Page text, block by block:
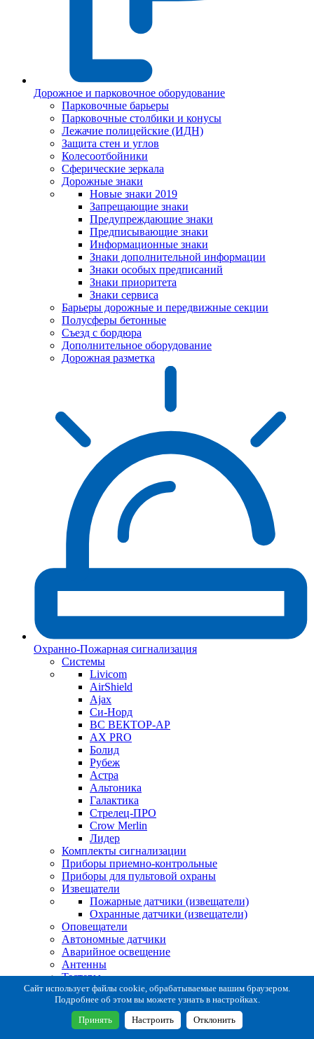
Дорожное и парковочное оборудование
Парковочные барьеры
Парковочные столбики и конусы
Лежачие полицейские (ИДН)
Защита стен и углов
Колесоотбойники
Сферические зеркала
Дорожные знаки
Новые знаки 2019
Запрещающие знаки
Предупреждающие знаки
Предписывающие знаки
Информационные знаки
Знаки дополнительной информации
Знаки особых предписаний
Знаки приоритета
Знаки сервиса
Барьеры дорожные и передвижные секции
Полусферы бетонные
Съезд с бордюра
Дополнительное оборудование
Дорожная разметка
Охранно-Пожарная сигнализация
Системы
Livicom
AirShield
Ajax
Си-Норд
ВС ВЕКТОР-АР
AX PRO
Болид
Рубеж
Астра
Альтоника
Галактика
Стрелец-ПРО
Crow Merlin
Лидер
Комплекты сигнализации
Приборы приемно-контрольные
Приборы для пультовой охраны
Извещатели
Пожарные датчики (извещатели)
Охранные датчики (извещатели)
Оповещатели
Автономные датчики
Аварийное освещение
Антенны
Тестеры
Система сбора извещений
Расходные и монтажные материалы
Коробки коммутационные
Кронштейны для извещателей
Сайт использует файлы cookie, обрабатываемые вашим браузером.
Подробнее об этом вы можете узнать в настройках.
Принять Настроить Отклонить